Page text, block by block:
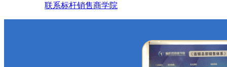
联系标杆销售商学院